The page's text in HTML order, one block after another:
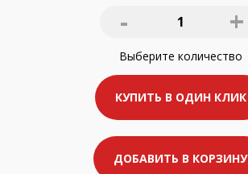
- 1 +
Выберите количество
КУПИТЬ В ОДИН КЛИК
ДОБАВИТЬ В КОРЗИНУ